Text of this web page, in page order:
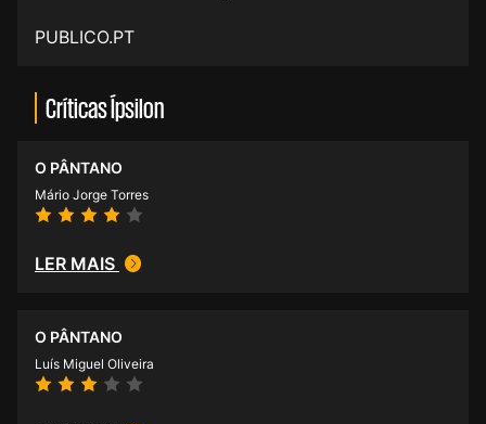
PUBLICO.PT
Críticas Ípsilon
O PÂNTANO
Mário Jorge Torres
LER MAIS
O PÂNTANO
Luís Miguel Oliveira